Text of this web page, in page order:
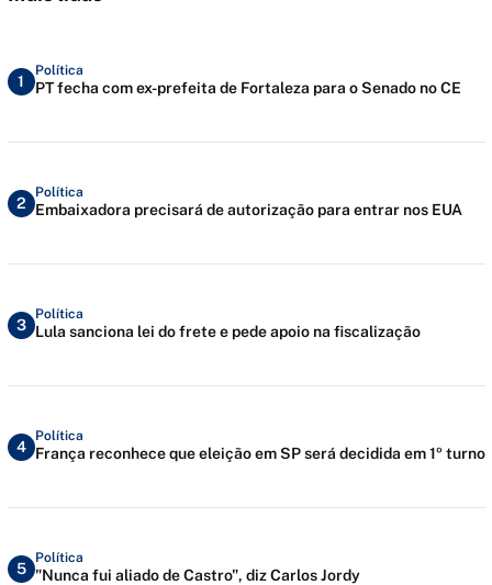
1
Política
PT fecha com ex-prefeita de Fortaleza para o Senado no CE
2
Política
Embaixadora precisará de autorização para entrar nos EUA
3
Política
Lula sanciona lei do frete e pede apoio na fiscalização
4
Política
França reconhece que eleição em SP será decidida em 1º turno
5
Política
"Nunca fui aliado de Castro", diz Carlos Jordy